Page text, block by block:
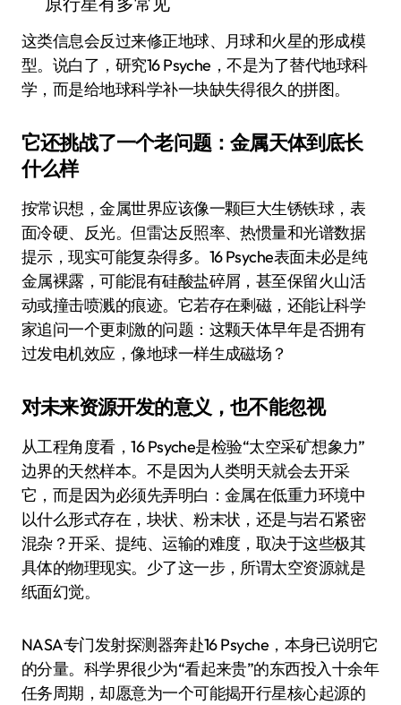
这类信息会反过来修正地球、月球和火星的形成模
型。说白了，研究16 Psyche，不是为了替代地球科
学，而是给地球科学补一块缺失得很久的拼图。
它还挑战了一个老问题：金属天体到底长
什么样
按常识想，金属世界应该像一颗巨大生锈铁球，表
面冷硬、反光。但雷达反照率、热惯量和光谱数据
提示，现实可能复杂得多。16 Psyche表面未必是纯
金属裸露，可能混有硅酸盐碎屑，甚至保留火山活
动或撞击喷溅的痕迹。它若存在剩磁，还能让科学
家追问一个更刺激的问题：这颗天体早年是否拥有
过发电机效应，像地球一样生成磁场？
对未来资源开发的意义，也不能忽视
从工程角度看，16 Psyche是检验“太空采矿想象力”
边界的天然样本。不是因为人类明天就会去开采
它，而是因为必须先弄明白：金属在低重力环境中
以什么形式存在，块状、粉末状，还是与岩石紧密
混杂？开采、提纯、运输的难度，取决于这些极其
具体的物理现实。少了这一步，所谓太空资源就是
纸面幻觉。
NASA专门发射探测器奔赴16 Psyche，本身已说明它
的分量。科学界很少为“看起来贵”的东西投入十余年
任务周期，却愿意为一个可能揭开行星核心起源的